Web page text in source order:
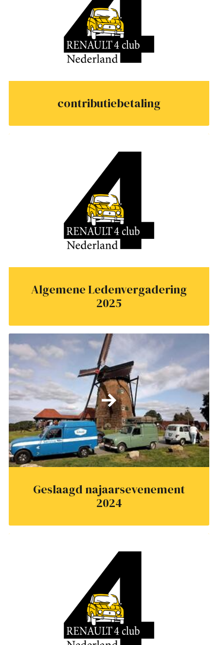
contributiebetaling
Algemene Ledenvergadering
2025
Geslaagd najaarsevenement
2024